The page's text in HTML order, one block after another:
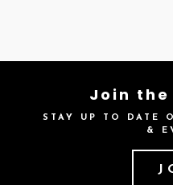
Join the
STAY UP TO DATE
&